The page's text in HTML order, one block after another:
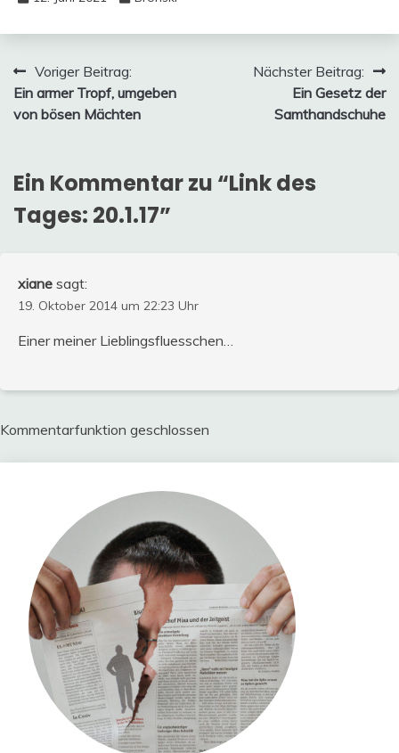
Beitragsnavigation
Voriger Beitrag:
Ein armer Tropf, umgeben
von bösen Mächten
Nächster Beitrag:
Ein Gesetz der
Samthandschuhe
Ein Kommentar zu “Link des
Tages: 20.1.17”
xiane sagt:
19. Oktober 2014 um 22:23 Uhr
Einer meiner Lieblingsfluesschen…
Kommentarfunktion geschlossen